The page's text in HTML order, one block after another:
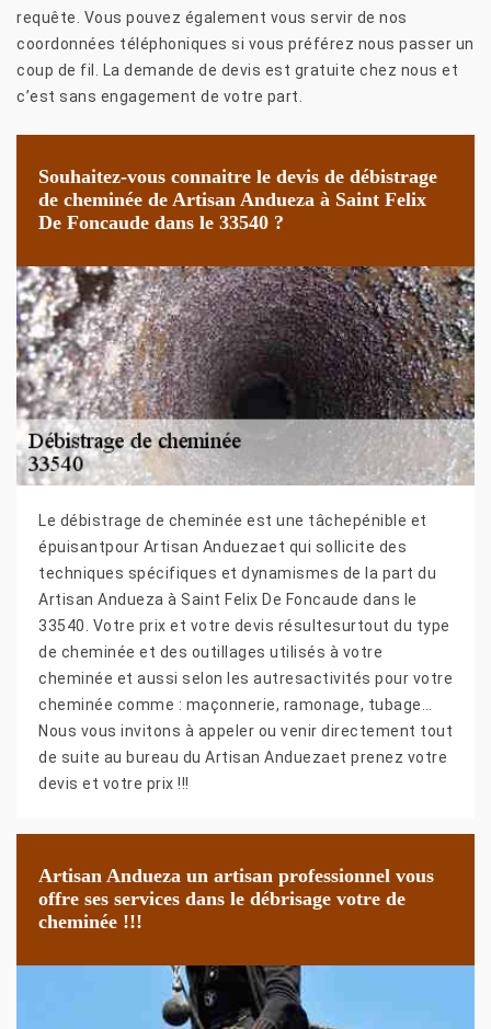
requête. Vous pouvez également vous servir de nos
coordonnées téléphoniques si vous préférez nous passer un
coup de fil. La demande de devis est gratuite chez nous et
c’est sans engagement de votre part.
Souhaitez-vous connaitre le devis de débistrage
de cheminée de Artisan Andueza à Saint Felix
De Foncaude dans le 33540 ?
Le débistrage de cheminée est une tâchepénible et
épuisantpour Artisan Anduezaet qui sollicite des
techniques spécifiques et dynamismes de la part du
Artisan Andueza à Saint Felix De Foncaude dans le
33540. Votre prix et votre devis résultesurtout du type
de cheminée et des outillages utilisés à votre
cheminée et aussi selon les autresactivités pour votre
cheminée comme : maçonnerie, ramonage, tubage…
Nous vous invitons à appeler ou venir directement tout
de suite au bureau du Artisan Anduezaet prenez votre
devis et votre prix !!!
Artisan Andueza un artisan professionnel vous
offre ses services dans le débrisage votre de
cheminée !!!